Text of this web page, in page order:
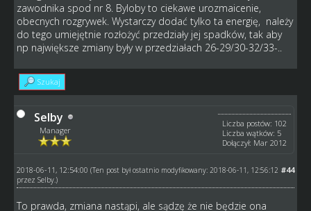
zawodnika spod nr 8. Byloby to ciekawe urozmaicenie,
obecnych rozgrywek. Wystarczy dodać tylko ta energię, należy
do tego umiejętnie rozłożyć przedziały jej spadków, tak aby
np największe zmiany były w przedziałach 26-29/30-32/33-..
Szukaj
Selby
Manager
Liczba postów: 102
Liczba wątków: 5
Dołączył: Mar 2012
#44
2018-06-11, 12:54:00 (Ten post był ostatnio modyfikowany: 2018-06-11, 12:56:12
przez Selby.)
To prawda, zmiana nastąpi, ale sądzę że nie będzie ona